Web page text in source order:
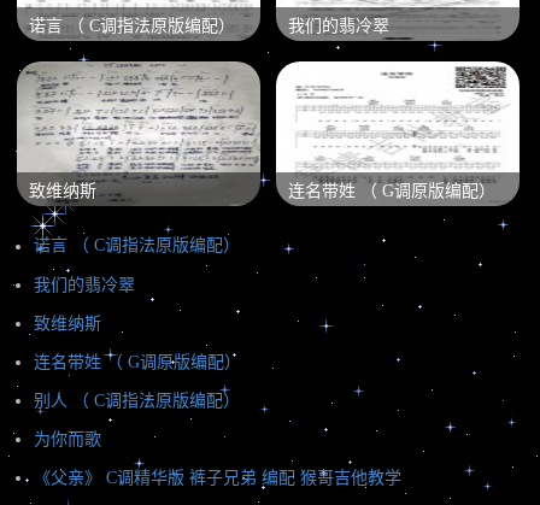
诺言 （ C调指法原版编配） 我们的翡冷翠
致维纳斯 连名带姓 （ G调原版编配）
诺言 （ C调指法原版编配）
我们的翡冷翠
致维纳斯
连名带姓 （ G调原版编配）
别人 （ C调指法原版编配）
为你而歌
《父亲》 C调精华版 裤子兄弟 编配 猴哥吉他教学